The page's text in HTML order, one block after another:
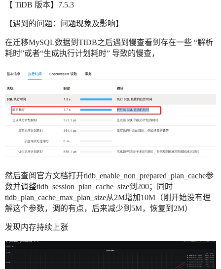
【 TiDB 版本】7.5.3
【遇到的问题：问题现象及影响】
在迁移MySQL数据到TIDB之后遇到慢查看到存在一些 “解析
耗时”或者“生成执行计划耗时” 导致的慢查，
然后查阅官方文档打开tidb_enable_non_prepared_plan_cache参
数并调整tidb_session_plan_cache_size到200；同时
tidb_plan_cache_max_plan_size从2M增加10M（刚开始没有理
解这个参数，调的有点，后来减少到5M，恢复到2M）
发现内存持续上涨